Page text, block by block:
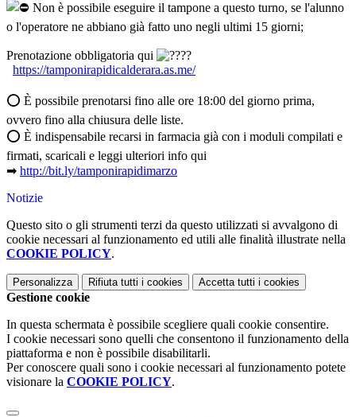
Non è possibile eseguire il tampone a questo turno, se l'alunno
o l'operatore ne abbiano già fatto uno negli ultimi 15 giorni;
Prenotazione obbligatoria qui
https://tamponirapidicalderara.as.me/
⭕ È possibile prenotarsi fino alle ore 18:00 del giorno prima,
ovvero fino alla chiusura delle liste.
⭕ È indispensabile recarsi in farmacia già con i moduli compilati e
firmati, scaricali e leggi ulteriori info qui
➡ http://bit.ly/tamponirapidimarzo
Notizie
Questo sito o gli strumenti terzi da questo utilizzati si avvalgono di
cookie necessari al funzionamento ed utili alle finalità illustrate nella
COOKIE POLICY.
Personalizza Rifiuta tutti i cookies Accetta tutti i cookies
Gestione cookie
In questa schermata è possibile scegliere quali cookie consentire.
I cookie necessari sono quelli che consentono il funzionamento della
piattaforma e non è possibile disabilitarli.
Per conoscere quali sono i cookie necessari al funzionamento potete
visionare la COOKIE POLICY.